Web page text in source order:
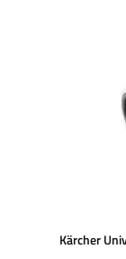
Kärcher